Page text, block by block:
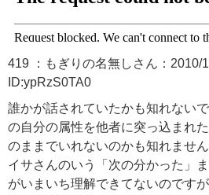
419 ：もぎりの名無しさん：2010/
ID:ypRzS0TA0
誰かが話されていたかも知れない
の自分の属性を他者に突っ込まれ
のままでいれないのかも知れません
イサさんのいう「次の分かった」
がいまいち理解できてないのです